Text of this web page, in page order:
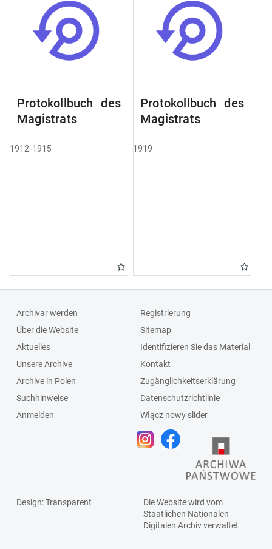
Protokollbuch des
Magistrats
1912-1915
Protokollbuch des
Magistrats
1919
Archivar werden
Über die Website
Aktuelles
Unsere Archive
Archive in Polen
Suchhinweise
Anmelden
Registrierung
Sitemap
Identifizieren Sie das Material
Kontakt
Zugänglichkeitserklärung
Datenschutzrichtlinie
Włącz nowy slider
Design: Transparent
Die Website wird vom
Staatlichen Nationalen
Digitalen Archivverwaltet